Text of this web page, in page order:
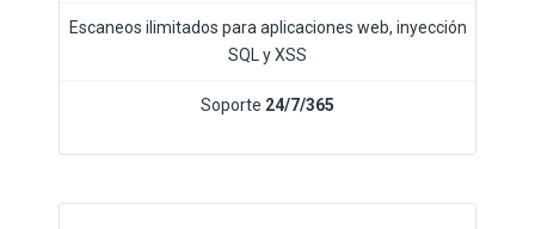
Escaneos ilimitados para aplicaciones web, inyección
SQL y XSS
Soporte 24/7/365